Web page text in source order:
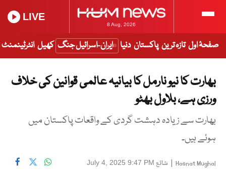
8 Aug, 2026
LIVE
صفحۂ اول تازہ ترین پاکستان دنیا ایران-اسرائیل جنگ کھیل انٹرٹینمنٹ
بھارت کا نیو نارمل کا بیانیہ عالمی قوانین کی خلاف
ورزی ہے، بلاول بھٹو
بھارت سے زیادہ دہشت گردی کے واقعات پاکستان میں
ہوئے ہیں۔
Hasnat Mughal
| شائع July 4, 2025 9:47 PM